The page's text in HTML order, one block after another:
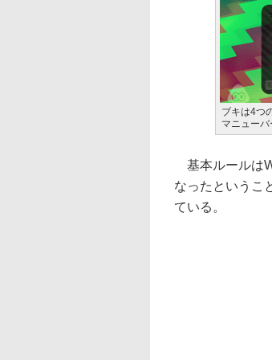
ブキは4つ
マニュー
基本ルールは
なったというこ
ている。